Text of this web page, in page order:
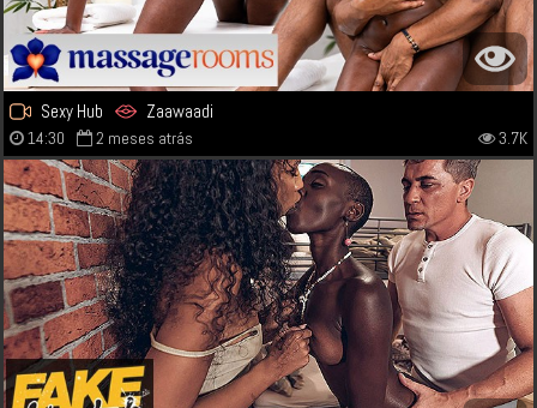
Sexy Hub Zaawaadi
14:30 2 meses atrás 3.7K